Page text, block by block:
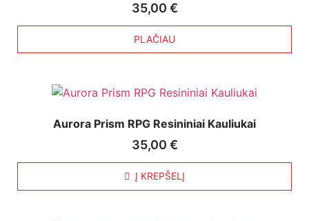
35,00 €
PLAČIAU
Aurora Prism RPG Resininiai Kauliukai
35,00 €
Į KREPŠELĮ